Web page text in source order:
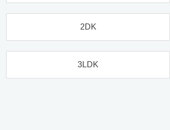
2DK
3LDK